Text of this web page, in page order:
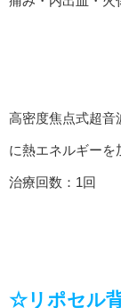
高密度焦点式超音
に熱エネルギーを
治療回数：1回
☆リポセル